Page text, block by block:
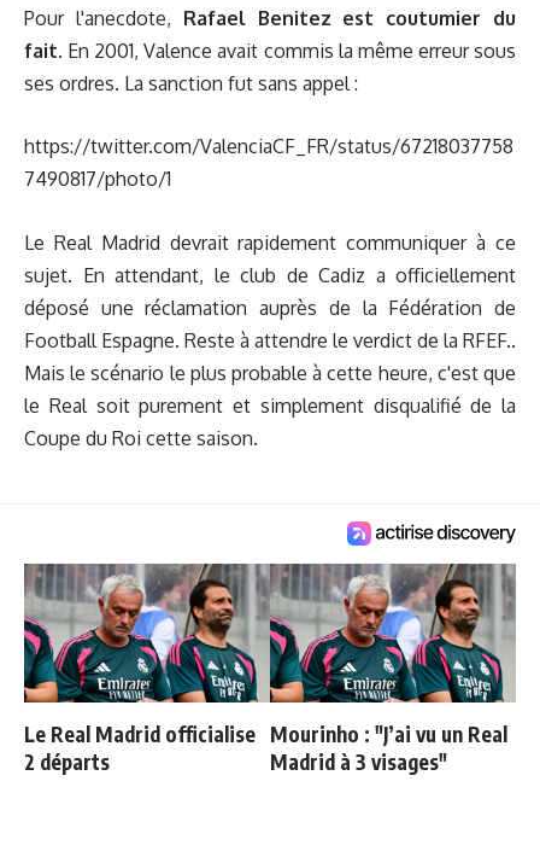
Pour l'anecdote, Rafael Benitez est coutumier du
fait. En 2001, Valence avait commis la même erreur sous
ses ordres. La sanction fut sans appel :
https://twitter.com/ValenciaCF_FR/status/67218037758
7490817/photo/1
Le Real Madrid devrait rapidement communiquer à ce
sujet. En attendant, le club de Cadiz a officiellement
déposé une réclamation auprès de la Fédération de
Football Espagne. Reste à attendre le verdict de la RFEF..
Mais le scénario le plus probable à cette heure, c'est que
le Real soit purement et simplement disqualifié de la
Coupe du Roi cette saison.
Le Real Madrid officialise
2 départs
Mourinho : "J’ai vu un Real
Madrid à 3 visages"